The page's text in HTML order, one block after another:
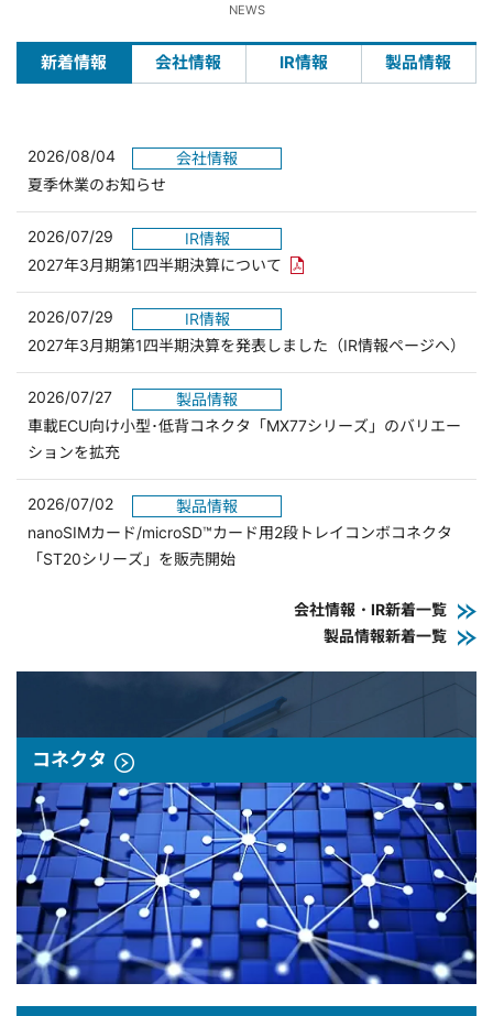
NEWS
新着情報 会社情報 IR情報 製品情報
2026/08/04
会社情報
夏季休業のお知らせ
2026/07/29
IR情報
2027年3月期第1四半期決算について PDFリンクを新しいウィンド
2026/07/29
IR情報
2027年3月期第1四半期決算を発表しました（IR情報ページへ）
2026/07/27
製品情報
車載ECU向け小型･低背コネクタ「MX77シリーズ」のバリエー
ションを拡充
2026/07/02
製品情報
nanoSIMカード/microSD™カード用2段トレイコンボコネクタ
「ST20シリーズ」を販売開始
会社情報・IR新着一覧
製品情報新着一覧
コネクタ